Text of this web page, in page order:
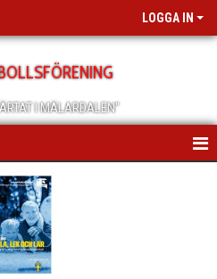
LOGGA IN
I MÄLARDALEN"